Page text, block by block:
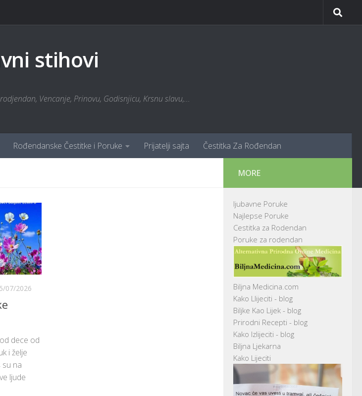
stihovi
Vencanje, Prinovu, Godisnjicu, Krsnu slavu,...
Rođendanske Čestitke i Poruke Prijatelji sajta Čestitka Za Rođendan
07/2026
dece od
i želje
su na
ljude
MORE
ljubavne Poruke
Najlepse Poruke
Cestitka za Rodendan
Poruke za rodendan
Biljna Medicina.com
Kako Llijeciti - blog
Biljke Kao Lijek - blog
Prirodni Recepti - blog
Kako Izlijeciti - blog
Biljna Ljekarna
Kako Lijeciti